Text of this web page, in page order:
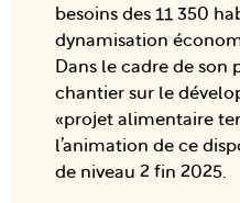
besoins des 11 350
dynamisation
Dans le cadre de
chantier sur le
«projet alimentaire
l’animation de ce
de niveau 2 fin 2025.